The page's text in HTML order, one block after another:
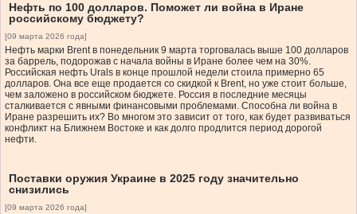
Нефть по 100 долларов. Поможет ли война в Иране
российскому бюджету?
[09 марта 2026 года]
Нефть марки Brent в понедельник 9 марта торговалась выше 100 долларов
за баррель, подорожав с начала войны в Иране более чем на 30%.
Российская нефть Urals в конце прошлой недели стоила примерно 65
долларов. Она все еще продается со скидкой к Brent, но уже стоит больше,
чем заложено в российском бюджете. Россия в последние месяцы
сталкивается с явными финансовыми проблемами. Способна ли война в
Иране разрешить их? Во многом это зависит от того, как будет развиваться
конфликт на Ближнем Востоке и как долго продлится период дорогой
нефти.
Поставки оружия Украине в 2025 году значительно
снизились
[09 марта 2026 года]